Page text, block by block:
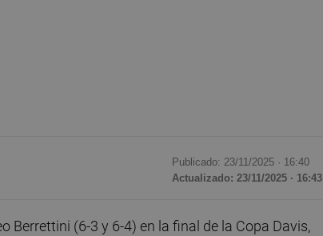
Publicado: 23/11/2025 · 16:40
Actualizado: 23/11/2025 · 16:43
Berrettini (6-3 y 6-4) en la final de la Copa Davis,